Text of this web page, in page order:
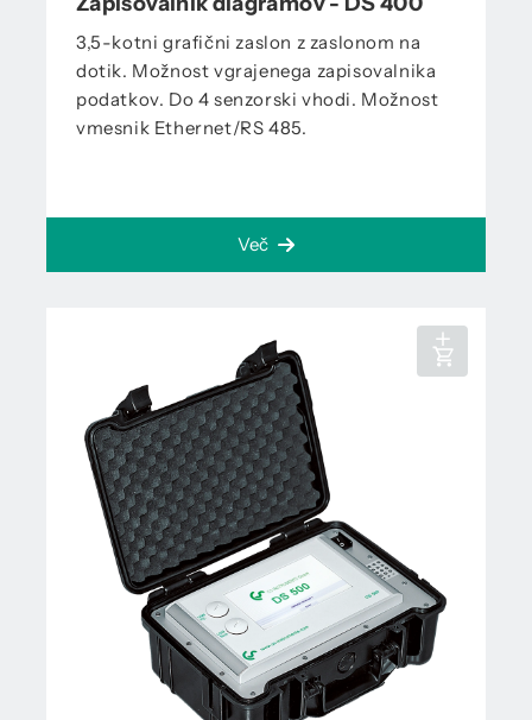
3,5-kotni grafični zaslon z zaslonom na
dotik. Možnost vgrajenega zapisovalnika
podatkov. Do 4 senzorski vhodi. Možnost
vmesnik Ethernet/RS 485.
Več